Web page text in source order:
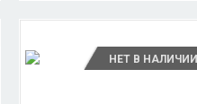
НЕТ В НАЛИЧИИ